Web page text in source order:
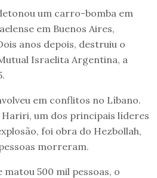
um carro-bomba em
em Buenos Aires,
anos depois, destruiu o
Israelita Argentina, a
em conflitos no Líbano.
Hariri, um dos principais líderes
foi obra do Hezbollah,
morreram.
500 mil pessoas, o